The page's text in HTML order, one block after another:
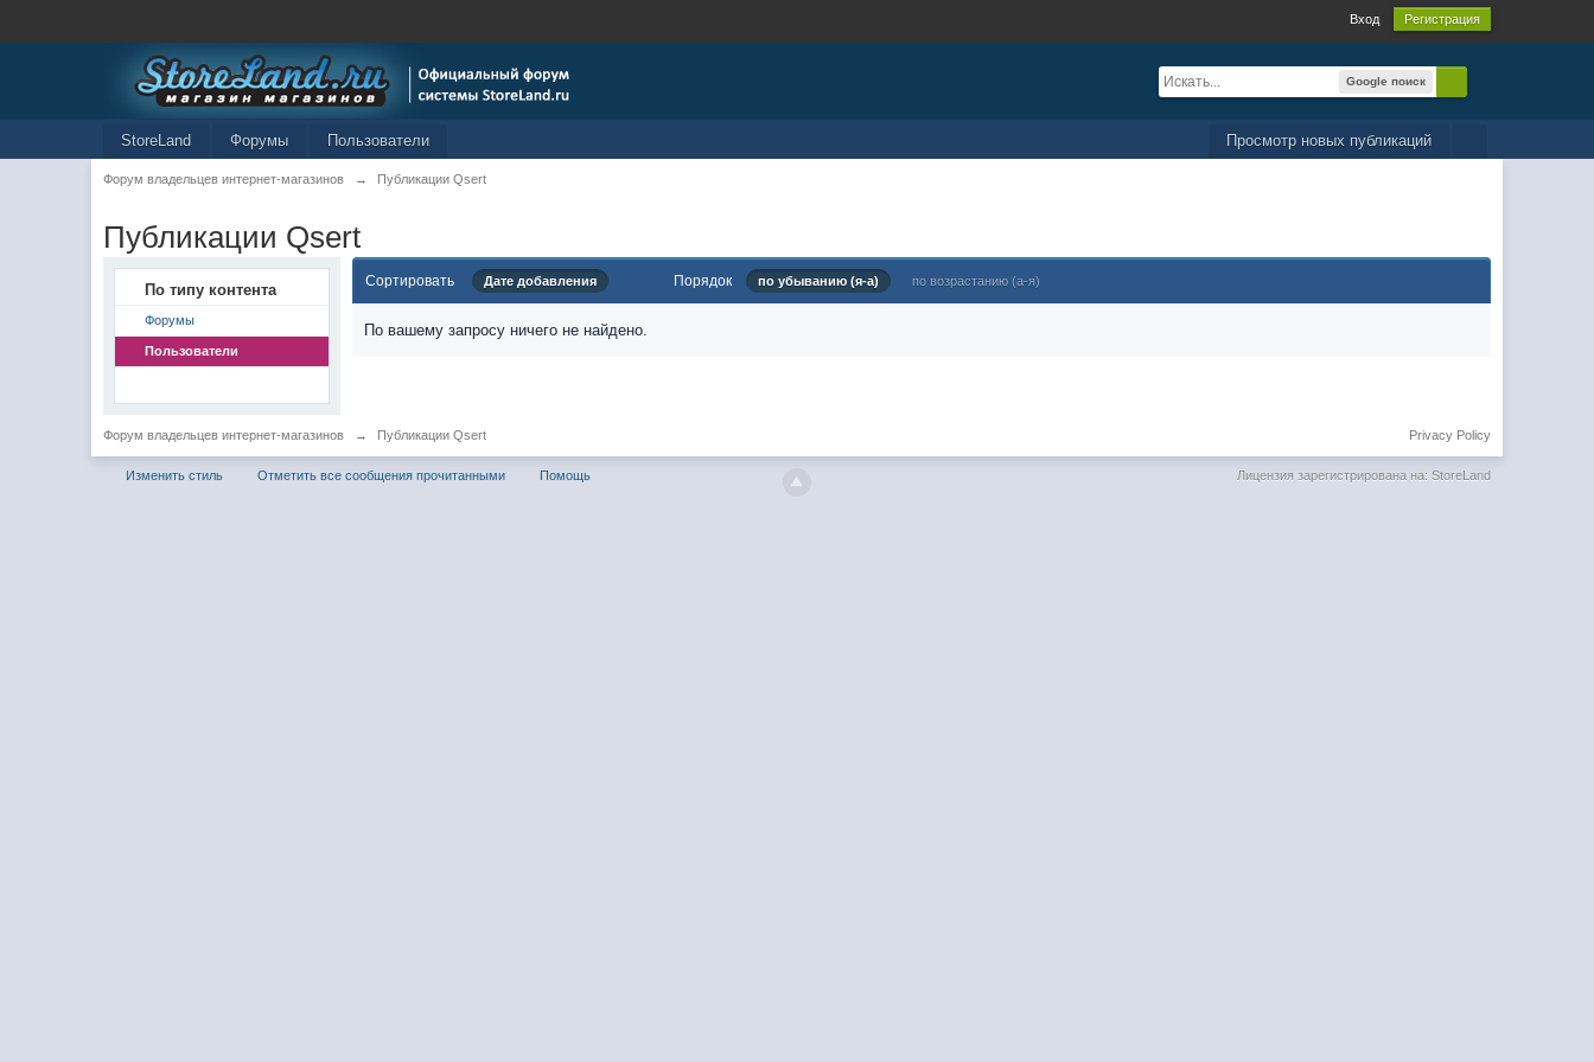
Вход Регистрация
Google поиск
Просмотр новых публикаций
StoreLand Форумы Пользователи
Форум владельцев интернет-магазинов → Публикации Qsert
Публикации Qsert
По типу контента
Форумы
Пользователи
Сортировать Дате добавления Порядок по убыванию (я-а) по возрастанию (а-я)
По вашему запросу ничего не найдено.
Форум владельцев интернет-магазинов → Публикации Qsert Privacy Policy
Изменить стиль Отметить все сообщения прочитанными Помощь Лицензия зарегистрирована на: StoreLand